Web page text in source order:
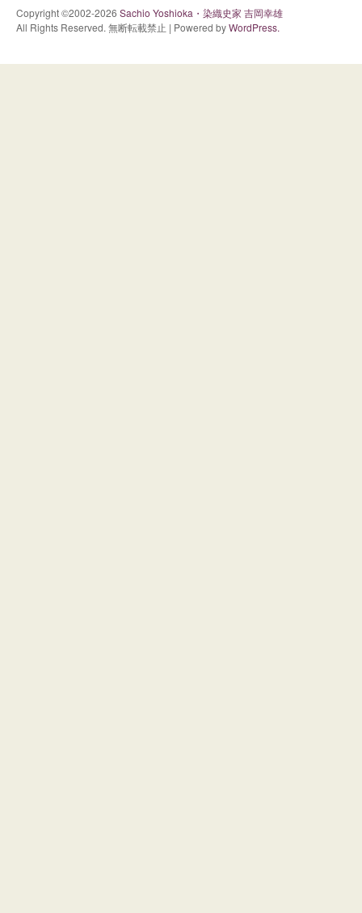
Copyright ©2002-2026 Sachio Yoshioka・染織史家 吉岡幸雄
All Rights Reserved. 無断転載禁止 | Powered byWordPress.